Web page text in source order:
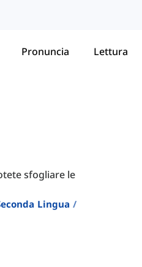
Pronuncia Lettura
sfogliare le
Lingua